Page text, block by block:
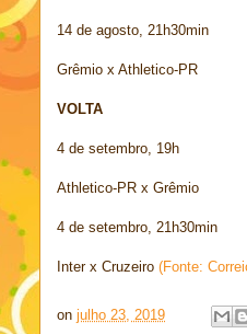
14 de agosto, 21h30min
Grêmio x Athletico-PR
VOLTA
4 de setembro, 19h
Athletico-PR x Grêmio
4 de setembro, 21h30min
Inter x Cruzeiro (Fonte:
on julho 23, 2019